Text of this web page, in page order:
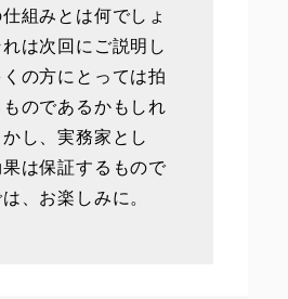
組みとは何でしょ
は次回にご説明し
の方にとっては拍
のであるかもしれ
し、実務家とし
は保証するもので
、お楽しみに。